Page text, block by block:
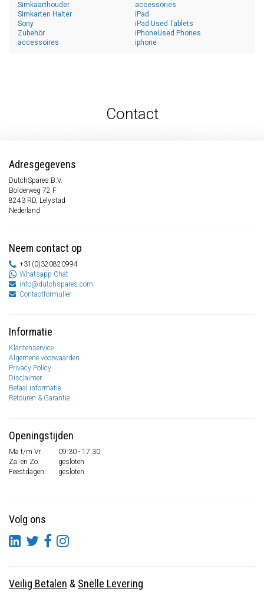
Simkaarthouder
Simkarten Halter
Sony
Zubehör
accessoires
accessories
iPad
iPad Used Tablets
iPhoneUsed Phones
iphone
Contact
Adresgegevens
DutchSpares B.V.
Bolderweg 72 F
8243 RD, Lelystad
Nederland
Neem contact op
+31(0)320820994
Whatsapp Chat
info@dutchspares.com
Contactformulier
Informatie
Klantenservice
Algemene voorwaarden
Privacy Policy
Disclaimer
Betaal informatie
Retouren & Garantie
Openingstijden
Ma t/m Vr.
09:30 - 17:30
Za. en Zo.
gesloten
Feestdagen:
gesloten
Volg ons
Veilig Betalen & Snelle Levering